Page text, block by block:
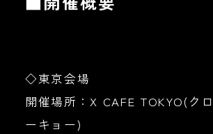
◇東京会場
開催場所：X CAFE TOKYO(ク
ーキョー)